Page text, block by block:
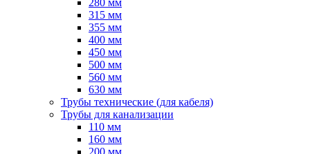
280 мм
315 мм
355 мм
400 мм
450 мм
500 мм
560 мм
630 мм
Трубы технические (для кабеля)
Трубы для канализации
110 мм
160 мм
200 мм